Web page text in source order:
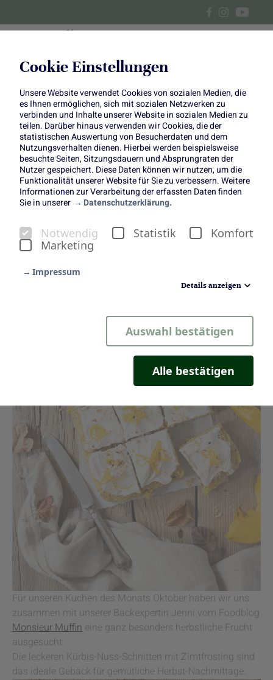
Cookie Einstellungen
Unsere Website verwendet Cookies von sozialen Medien, die
es Ihnen ermöglichen, sich mit sozialen Netzwerken zu
verbinden und Inhalte unserer Website in sozialen Medien zu
teilen. Darüber hinaus verwenden wir Cookies, die der
statistischen Auswertung von Besucherdaten und dem
Nutzungsverhalten dienen. Hierbei werden beispielsweise
besuchte Seiten, Sitzungsdauern und Absprungraten der
Nutzer gespeichert. Diese Daten können wir nutzen, um die
Funktionalität unserer Website für Sie zu verbessern. Weitere
Informationen zur Verarbeitung der erfassten Daten finden
Sie in unserer
Datenschutzerklärung.
Notwendig Statistik
Komfort
Marketing
Impressum
Details anzeigen
Auswahl bestätigen
Alle bestätigen
Kürbis-Nuss-Schnitten
Kürbis-Nuss-Schnitten
Unser "Kuchen des Monats" Oktober
Für unseren Kuchen des Monats Oktober haben wir uns
zusammen mit unserer Backexpertin Jenni vom Foodblog
Monsieur Muffin eine ganz besonders herbstliche Frucht
ausgesucht.
Die leckeren Kürbis-Nuss-Schnitten mit Zimtfrosting sind
das ideale Gebäck für gemütliche Herbst-Nachmittage.